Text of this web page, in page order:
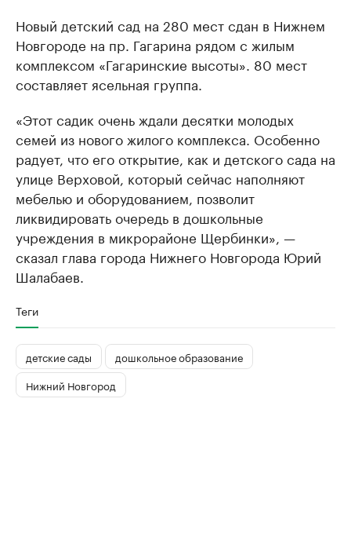
Новый детский сад на 280 мест сдан в Нижнем
Новгороде на пр. Гагарина рядом с жилым
комплексом «Гагаринские высоты». 80 мест
составляет ясельная группа.
«Этот садик очень ждали десятки молодых
семей из нового жилого комплекса. Особенно
радует, что его открытие, как и детского сада на
улице Верховой, который сейчас наполняют
мебелью и оборудованием, позволит
ликвидировать очередь в дошкольные
учреждения в микрорайоне Щербинки», —
сказал глава города Нижнего Новгорода Юрий
Шалабаев.
Теги
детские сады
дошкольное образование
Нижний Новгород